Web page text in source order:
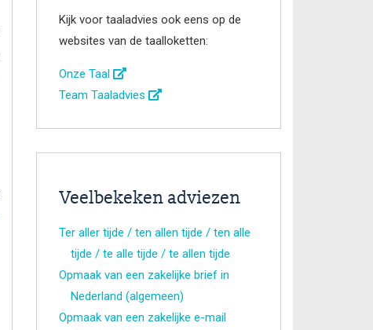
Kijk voor taaladvies ook eens op de
websites van de taalloketten:
Onze Taal
Team Taaladvies
Veelbekeken adviezen
Ter aller tijde / ten allen tijde / ten alle
tijde / te alle tijde / te allen tijde
Opmaak van een zakelijke brief in
Nederland (algemeen)
Opmaak van een zakelijke e-mail